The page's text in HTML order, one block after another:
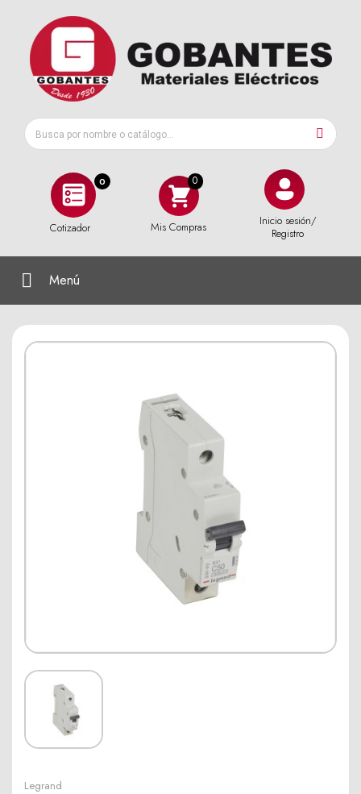
0
Cotizador Mis Compras
Inicio sesión/
Registro
Menú
Legrand